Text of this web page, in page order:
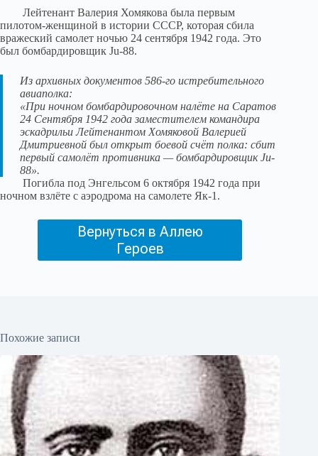
Лейтенант Валерия Хомякова была первым
пилотом-женщиной в истории СССР, которая сбила
вражеский самолет ночью 24 сентября 1942 года. Это
был бомбардировщик Ju-88.
Из архивных документов 586-го истребительного
авиаполка:
«При ночном бомбардировочном налёте на Саратов
24 Сентября 1942 года заместителем командира
эскадрильи Лейтенантом Хомяковой Валерией
Дмитриевной был открыт боевой счёт полка: сбит
первый самолёт противника — бомбардировщик Ju-
88».
Погибла под Энгельсом 6 октября 1942 года при
ночном взлёте с аэродрома на самолете Як-1.
Вернуться в Аллею
Героев
Похожие записи